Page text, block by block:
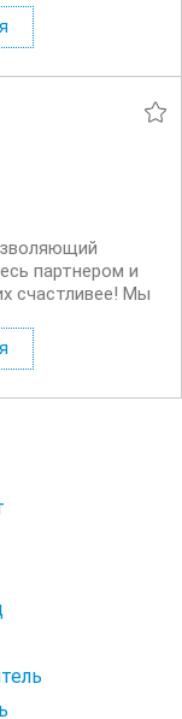
Условия:
партнером и
счастливее! Мы
Условия: